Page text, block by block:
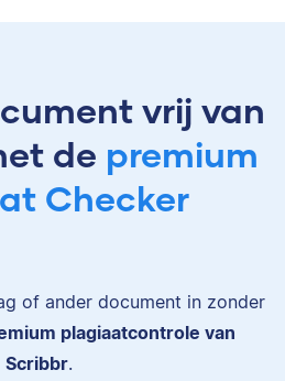
vrij van
de premium
Checker
of ander document in zonder
plagiaatcontrole van
Scribbr.